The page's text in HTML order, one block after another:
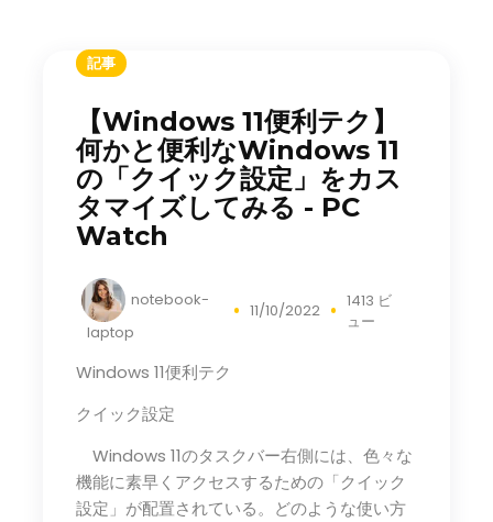
記事
【Windows 11便利テク】
何かと便利なWindows 11
の「クイック設定」をカス
タマイズしてみる - PC
Watch
notebook-
laptop
11/10/2022
1413 ビ
ュー
Windows 11便利テク
クイック設定
Windows 11のタスクバー右側には、色々な
機能に素早くアクセスするための「クイック
設定」が配置されている。どのような使い方